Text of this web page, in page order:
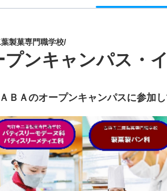
製菓専門職学校/
プンキャンパス・
ＢＡのオープンキャンパスに参加し